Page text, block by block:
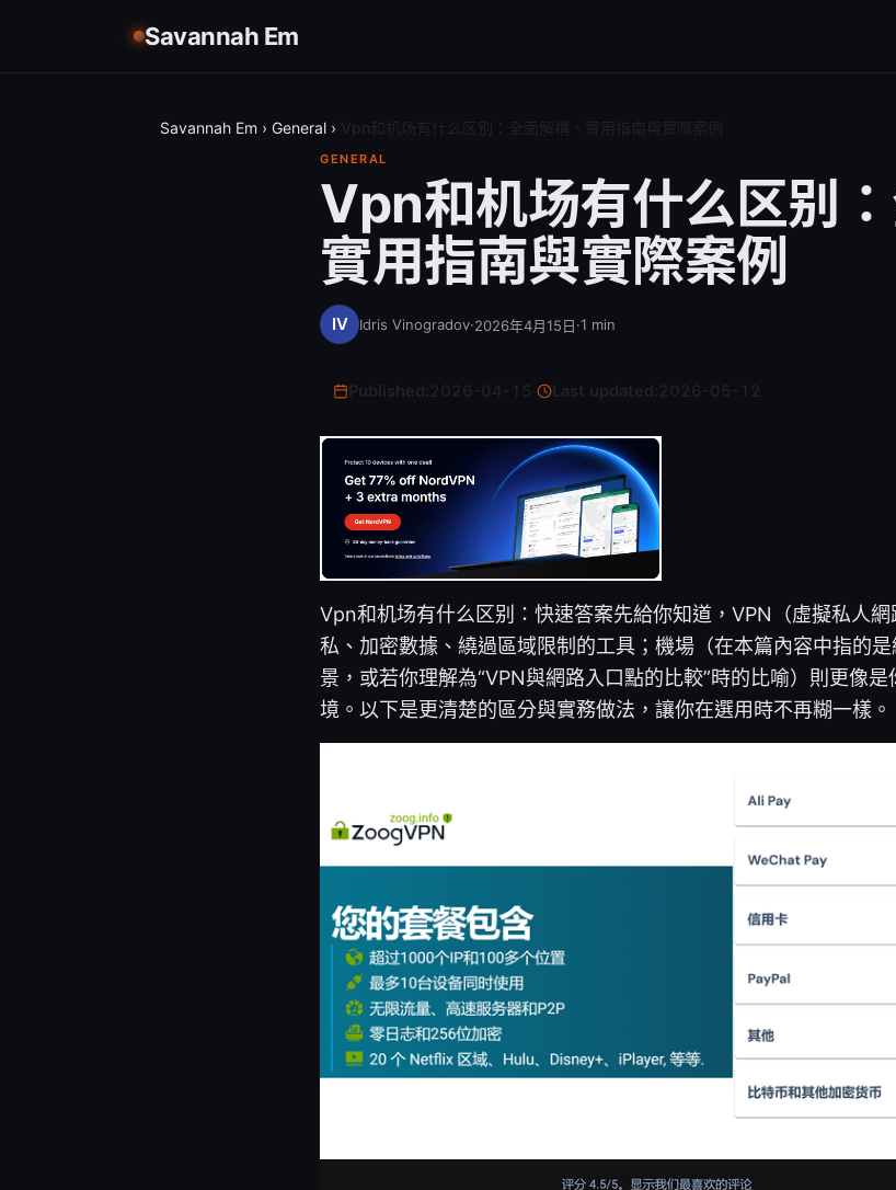
Savannah Em
Savannah Em › General ›
GENERAL
Vpn和机场有什么区别：
實用指南與實際案例
Idris Vinogradov·2026年4月15日·1 min
Last updated:
Vpn和机场有什么区别：快速答案先給你知道，VPN（虛擬私人
私、加密數據、繞過區域限制的工具；機場（在本篇內容中指的
景，或若你理解為“VPN與網路入口點的比較”時的比喻）則更像
境。以下是更清楚的區分與實務做法，讓你在選用時不再糊一樣。